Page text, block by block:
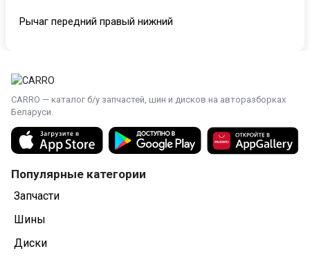
Рычаг передний правый нижний
CARRO — каталог б/у запчастей, шин и дисков на авторазборках
Беларуси.
Популярные категории
Запчасти
Шины
Диски